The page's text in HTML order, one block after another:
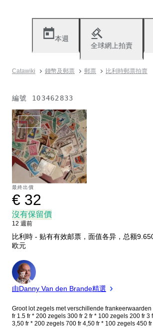
本週
全球網上拍賣
Catawiki 錢幣及郵票 郵票 比利時郵票拍賣
編號 103462833
已出售
最終出價
€ 32
沒有保留價
12 週前
比利時 - 贴有有效邮票，面值各异，总额9.650 Bfr，等同于240
欧元
專
家
由Danny Van den Brande精選
Groot lot zegels met verschillende frankeerwaarden 1 fr * 100 zegels 100
fr 1.5 fr * 200 zegels 300 fr 2 fr * 100 zegels 200 fr 3 fr * 100 zegels 300 fr
3,50 fr * 200 zegels 700 fr 4,50 fr * 100 zegels 450 fr 5 fr * 100 zegels 500